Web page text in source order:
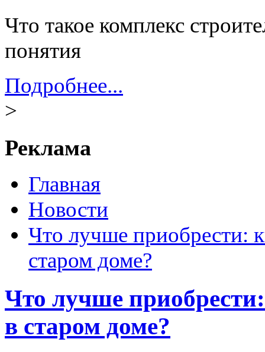
Что такое комплекс
понятия
Подробнее...
>
Реклама
Главная
Новости
Что лучше приобрести:
старом доме?
Что лучше
в старом доме?